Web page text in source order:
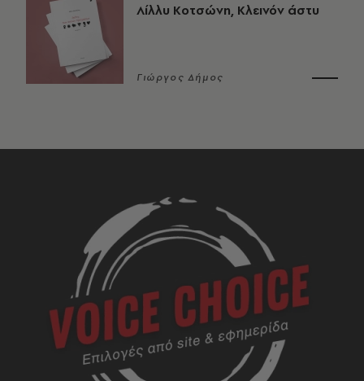
Λίλλυ Κοτσώνη, Κλεινόν άστυ
Γιώργος Δήμος